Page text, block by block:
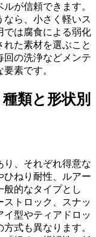
が信頼できます。
ら、小さく軽いス
では腐食による弱化
た素材を選ぶこと
回の洗浄などメンテ
素です。
類と形状別
り、それぞれ得意な
ひねり耐性、ルアー
般的なタイプとし
トロック、スナッ
イ型やティアドロッ
式も異なります。